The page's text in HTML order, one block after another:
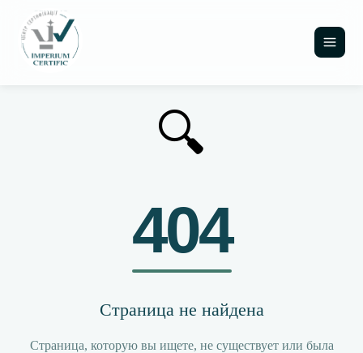
🔍
404
Страница не найдена
Страница, которую вы ищете, не существует или была